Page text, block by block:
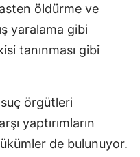
öldürme ve
yaralama gibi
tanınması gibi
suç örgütleri
yaptırımların
de bulunuyor.